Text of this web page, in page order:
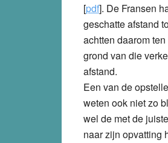
[pdf]. De Fransen
geschatte afstand
achtten daarom
grond van die
afstand.
Een van de
weten ook niet zo
wel de met de
naar zijn opvatting